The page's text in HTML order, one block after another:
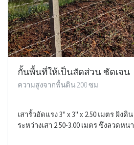
กั้นพื้นที่ให้เป็นสัดส่วน ชัดเจน
ความสูงจากพื้นดิน 200 ซม
เสารั้วอัดแรง 3" x 3" x 2.50 เมตร ฝังดิ
ระหว่างเสา 2.50-3.00 เมตร ขึงลวดห